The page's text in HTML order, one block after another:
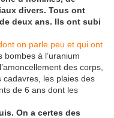
divers. Tous ont
deux ans. Ils ont subi
on parle peu et qui ont
bombes à l’uranium
des corps,
cadavres, les plaies des
de 6 ans dont les
On a certes des